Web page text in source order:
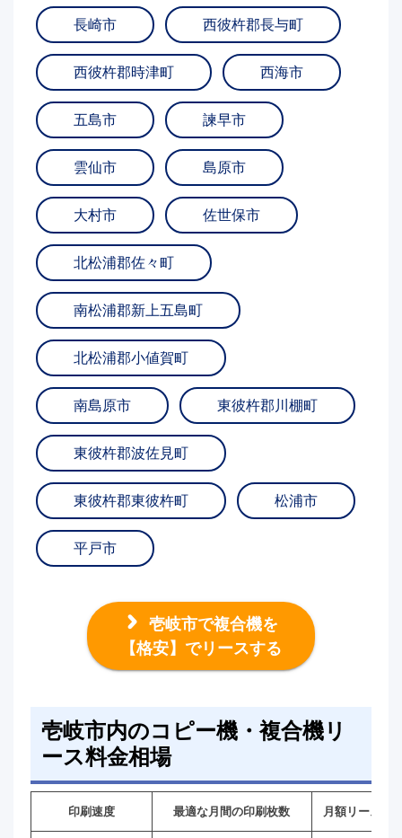
長崎市 西彼杵郡長与町
西彼杵郡時津町 西海市
五島市 諫早市
雲仙市 島原市
大村市 佐世保市
北松浦郡佐々町
南松浦郡新上五島町
北松浦郡小値賀町
南島原市 東彼杵郡川棚町
東彼杵郡波佐見町
東彼杵郡東彼杵町 松浦市
平戸市
壱岐市で複合機を
【格安】でリースする
壱岐市内のコピー機・複合機リ
ース料金相場
印刷速度 最適な月間の印刷枚数 月額リース料